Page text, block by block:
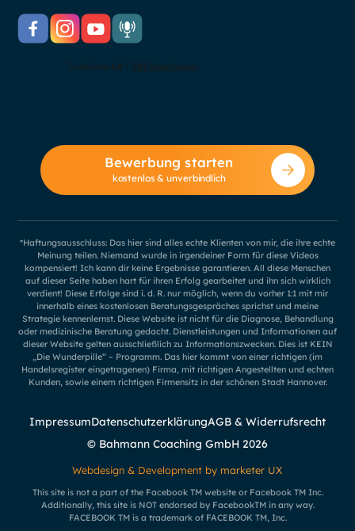
Bewerbung starten
kostenlos & unverbindlich
*Haftungsausschluss: Das hier sind alles echte Klienten von mir, die ihre echte
Meinung teilen. Niemand wurde in irgendeiner Form für diese Videos
kompensiert! Ich kann dir keine Ergebnisse garantieren. All diese Menschen
auf dieser Seite haben hart für ihren Erfolg gearbeitet und ihn sich wirklich
verdient! Diese Erfolge sind i. d. R. nur möglich, wenn du vorher 1:1 mit mir
innerhalb eines kostenlosen Beratungsgespräches sprichst und meine
Strategie kennenlernst. Diese Website ist nicht für die Diagnose, Behandlung
oder medizinische Beratung gedacht. Dienstleistungen und Informationen auf
dieser Website gelten ausschließlich zu Informationszwecken. Dies ist KEIN
„Die Wunderpille“ – Programm. Das hier kommt von einer richtigen (im
Handelsregister eingetragenen) Firma, mit richtigen Angestellten und echten
Kunden, sowie einem richtigen Firmensitz in der schönen Stadt Hannover.
© Bahmann Coaching GmbH 2026
ImpressumDatenschutzerklärungAGB & Widerrufsrecht
Webdesign & Development by marketer UX
This site is not a part of the Facebook TM website or Facebook TM Inc.
Additionally, this site is NOT endorsed by FacebookTM in any way.
FACEBOOK TM is a trademark of FACEBOOK TM, Inc.